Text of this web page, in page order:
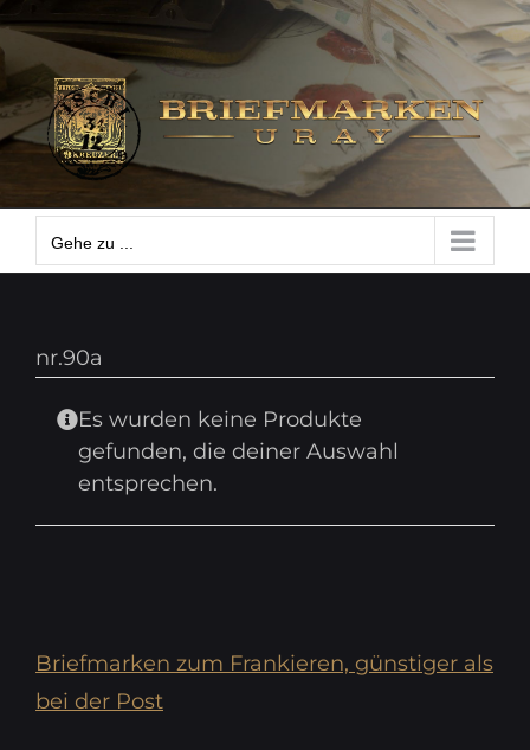
Zum
Inhalt
springen
Gehe zu ...
Gehe zu ...
nr.90a
Es wurden keine Produkte
gefunden, die deiner Auswahl
entsprechen.
Briefmarken zum Frankieren, günstiger als
bei der Post